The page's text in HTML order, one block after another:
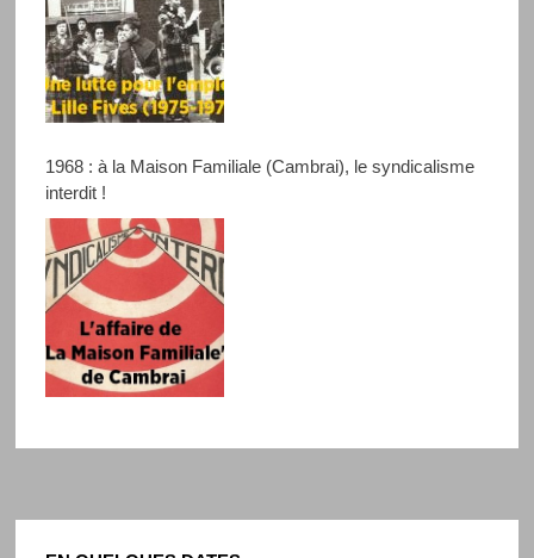
1968 : à la Maison Familiale (Cambrai), le syndicalisme
interdit !